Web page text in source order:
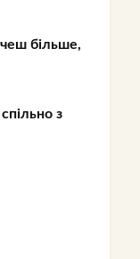
більше,
з